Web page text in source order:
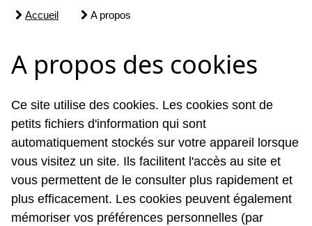
Accueil A propos
A propos des cookies
Ce site utilise des cookies. Les cookies sont de
petits fichiers d'information qui sont
automatiquement stockés sur votre appareil lorsque
vous visitez un site. Ils facilitent l'accès au site et
vous permettent de le consulter plus rapidement et
plus efficacement. Les cookies peuvent également
mémoriser vos préférences personnelles (par